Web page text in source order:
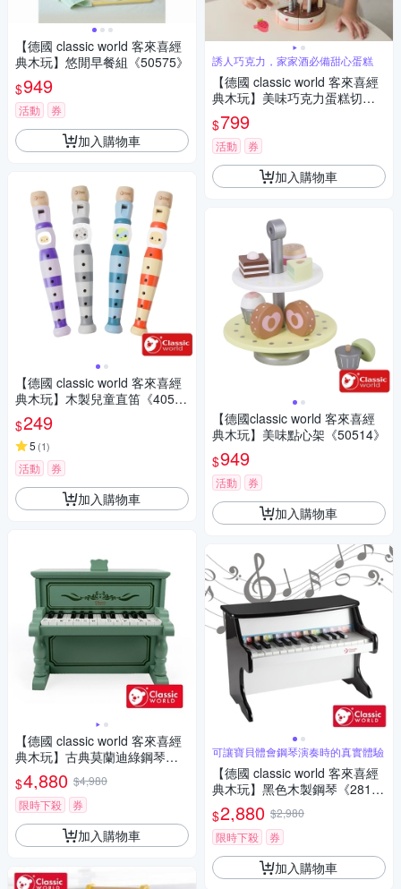
【德國 classic world 客來喜經
典木玩】悠閒早餐組《50575》
$949
活動 券
加入購物車
【德國 classic world 客來喜經
典木玩】木製兒童直笛《4053
8》 顏色隨機出貨
$249
5 (1)
活動 券
加入購物車
【德國 classic world 客來喜經
典木玩】古典莫蘭迪綠鋼琴《4
0580》
$4,880 $4,980
限時下殺
券
加入購物車
誘人巧克力，家家酒必備甜心蛋糕
【德國 classic world 客來喜經
典木玩】美味巧克力蛋糕切切
樂《50635》
$799
活動 券
加入購物車
【德國classic world 客來喜經
典木玩】美味點心架《50514》
$949
活動 券
加入購物車
可讓寶貝體會鋼琴演奏時的真實體驗
【德國 classic world 客來喜經
典木玩】黑色木製鋼琴《281
7》
$2,880 $2,980
限時下殺
券
加入購物車